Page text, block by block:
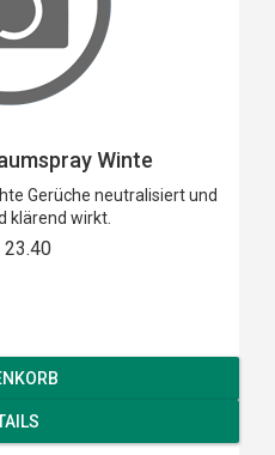
Winte
Gerüche neutralisiert und
klärend wirkt.
23.40